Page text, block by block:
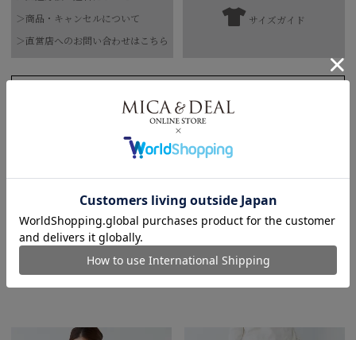
水洗い可
い致します。
中国
サイズ 着丈
73.8/78㎝ 69.5㎝ 53.5㎝
【お届け希望日につきまして】
※最短日のお届けとなります。
また連休時、セール時期などはご希望に添えない場合がございま
予めご了承くださいませ。
＞商品・キャンセルについて
＞直営店へのお問い合わせはこちら
サイズガイド
Crotch +15cm
Find out more on your body type
COORDINATE ITEMS